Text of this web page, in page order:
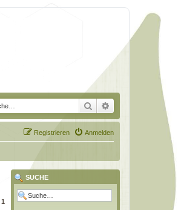
Suche Erweiterte Suche
Anmelden
Registrieren
1
SUCHE